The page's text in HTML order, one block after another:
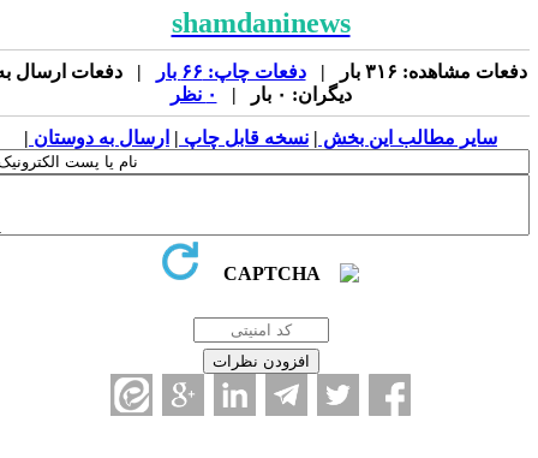
shamdaninews
مشاهده: ۳۱۶ بار | دفعات چاپ: ۶۶ بار
| دفعات ارسال به
دیگران: ۰ بار |
سایر مطالب این بخش | نسخه قابل چاپ| ارسال به دوستان|